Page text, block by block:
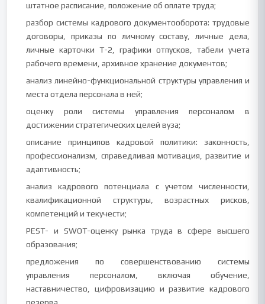
штатное расписание, положение об оплате труда;
разбор системы кадрового документооборота: трудовые
договоры, приказы по личному составу, личные дела,
личные карточки Т-2, графики отпусков, табели учета
рабочего времени, архивное хранение документов;
анализ линейно-функциональной структуры управления и
места отдела персонала в ней;
оценку роли системы управления персоналом в
достижении стратегических целей вуза;
описание принципов кадровой политики: законность,
профессионализм, справедливая мотивация, развитие и
адаптивность;
анализ кадрового потенциала с учетом численности,
квалификационной структуры, возрастных рисков,
компетенций и текучести;
PEST- и SWOT-оценку рынка труда в сфере высшего
образования;
предложения по совершенствованию системы
управления персоналом, включая обучение,
наставничество, цифровизацию и развитие кадрового